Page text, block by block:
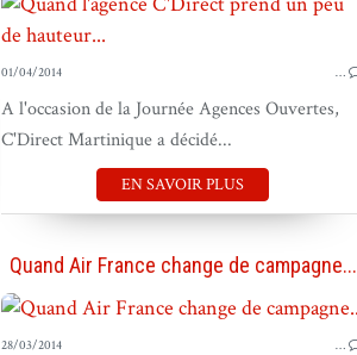
01/04/2014 …
A l'occasion de la Journée Agences Ouvertes,
C'Direct Martinique a décidé...
EN SAVOIR PLUS
Quand Air France change de campagne...
28/03/2014 …